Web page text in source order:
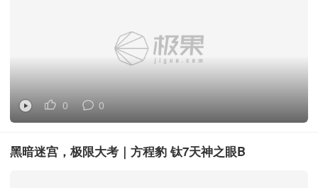
0 0
黑暗迷宫，极限大考｜方程豹 钛7天神之眼B